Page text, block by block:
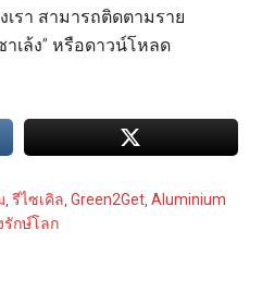
รา สามารถติดตามราย
าเล้ง” หรือดาวน์โหลด
,รีไซเคิล ,Green2Get ,Aluminium
รักษ์โลก